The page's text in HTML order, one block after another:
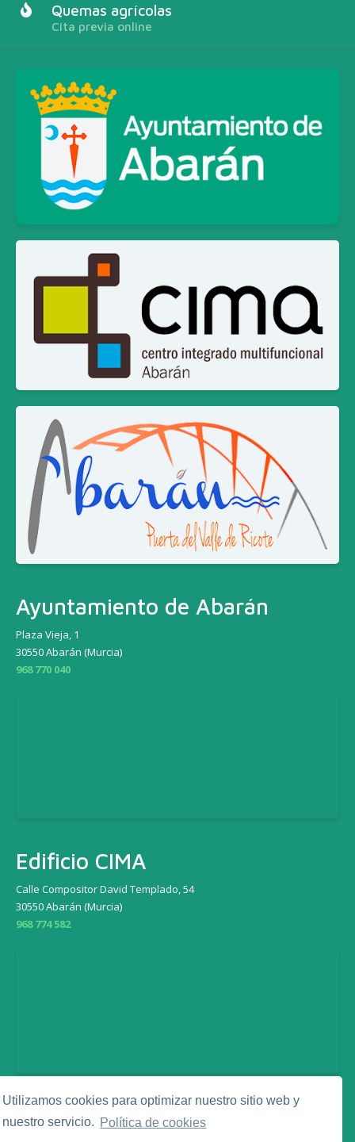
Utilizamos cookies para optimizar nuestro sitio web y
nuestro servicio. Política de cookies
Quemas agrícolas
Cita previa online
Ayuntamiento de Abarán
Plaza Vieja, 1
30550 Abarán (Murcia)
968 770 040
Edificio CIMA
Calle Compositor David Templado, 54
30550 Abarán (Murcia)
968 774 582
Legal